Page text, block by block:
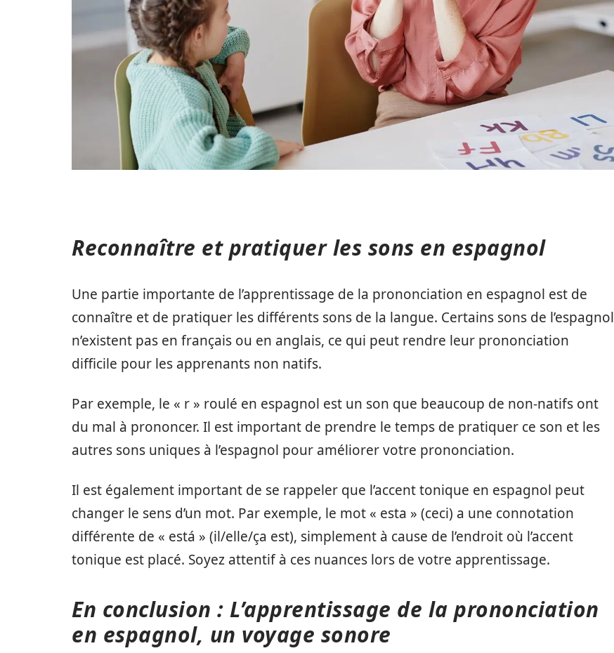
Reconnaître et pratiquer les sons en espagnol
Une partie importante de l’apprentissage de la prononciation en espagnol est de
connaître et de pratiquer les différents sons de la langue. Certains sons de l’espagnol
n’existent pas en français ou en anglais, ce qui peut rendre leur prononciation
difficile pour les apprenants non natifs.
Par exemple, le « r » roulé en espagnol est un son que beaucoup de non-natifs ont
du mal à prononcer. Il est important de prendre le temps de pratiquer ce son et les
autres sons uniques à l’espagnol pour améliorer votre prononciation.
Il est également important de se rappeler que l’accent tonique en espagnol peut
changer le sens d’un mot. Par exemple, le mot « esta » (ceci) a une connotation
différente de « está » (il/elle/ça est), simplement à cause de l’endroit où l’accent
tonique est placé. Soyez attentif à ces nuances lors de votre apprentissage.
En conclusion : L’apprentissage de la prononciation
en espagnol, un voyage sonore